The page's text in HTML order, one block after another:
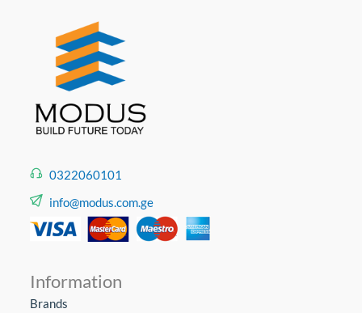
0322060101
info@modus.com.ge
Information
Brands